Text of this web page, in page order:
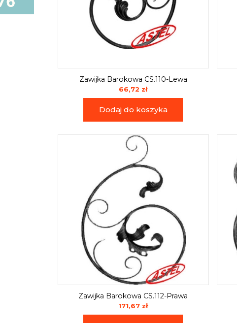
Zawijka Barokowa CS.110-Lewa
66,72 zł
Dodaj do koszyka
Zawijka Barokowa CS.112-Prawa
171,67 zł